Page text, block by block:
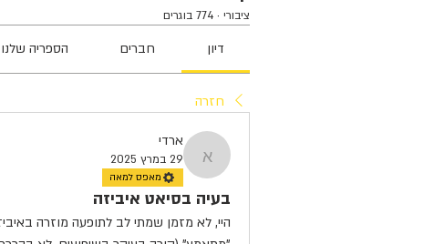
ציבורי · 774 בוגרים
דיון חברים הספריה שלנו
חזרה
ארדי
ארדי
29 במרץ 2025
מאפס למאה
בעיה בסיאט איביזה